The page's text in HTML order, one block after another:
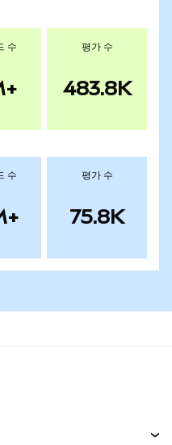
수 평가 수
483.8K
수 평가 수
75.8K